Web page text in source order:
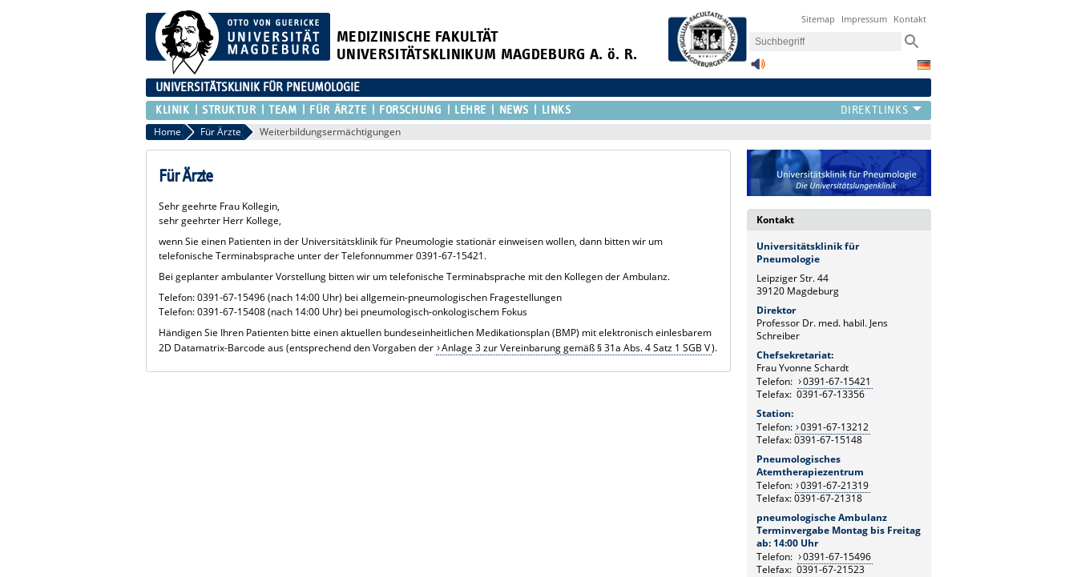
MEDIZINISCHE FAKULTÄT
UNIVERSITÄTSKLINIKUM MAGDEBURG A. ö. R.
Sitemap Impressum Kontakt
UNIVERSITÄTSKLINIK FÜR PNEUMOLOGIE
KLINIK STRUKTUR TEAM FÜR ÄRZTE FORSCHUNG LEHRE NEWS LINKS
Home Für Ärzte Weiterbildungsermächtigungen
Für Ärzte
Sehr geehrte Frau Kollegin,
sehr geehrter Herr Kollege,
wenn Sie einen Patienten in der Universitätsklinik für Pneumologie stationär einweisen wollen, dann bitten wir um
telefonische Terminabsprache unter der Telefonnummer 0391-67-15421.
Bei geplanter ambulanter Vorstellung bitten wir um telefonische Terminabsprache mit den Kollegen der Ambulanz.
Telefon: 0391-67-15496 (nach 14:00 Uhr) bei allgemein-pneumologischen Fragestellungen
Telefon: 0391-67-15408 (nach 14:00 Uhr) bei pneumologisch-onkologischem Fokus
Händigen Sie Ihren Patienten bitte einen aktuellen bundeseinheitlichen Medikationsplan (BMP) mit elektronisch einlesbarem
2D Datamatrix-Barcode aus (entsprechend den Vorgaben der Anlage 3 zur Vereinbarung gemäß § 31a Abs. 4 Satz 1 SGB V).
Kontakt
Universitätsklinik für
Pneumologie
Leipziger Str. 44
39120 Magdeburg
Direktor
Professor Dr. med. habil. Jens
Schreiber
Chefsekretariat:
Frau Yvonne Schardt
Telefon:
0391-67-15421
Telefax: 0391-67-13356
Station:
Telefon: 0391-67-13212
Telefax: 0391-67-15148
Pneumologisches
Atemtherapiezentrum
Telefon: 0391-67-21319
Telefax: 0391-67-21318
pneumologische Ambulanz
Terminvergabe Montag bis Freitag
ab: 14:00 Uhr
Telefon:
0391-67-15496
Telefax: 0391-67-21523